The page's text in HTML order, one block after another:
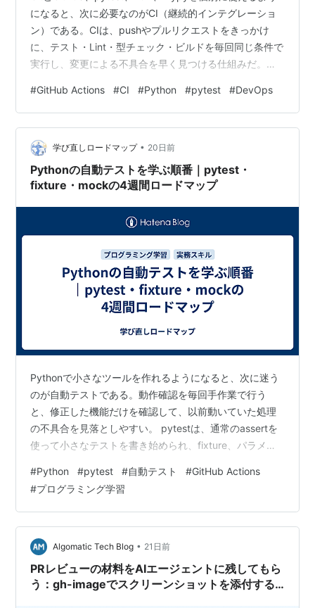
になると、次に必要なのがCI（継続的インテグレーショ
ン）である。CIは、pushやプルリクエストをきっかけ
に、テスト・Lint・型チェック・ビルドを毎回同じ条件で
実行し、変更による不具合を早く見つける仕組みだ。
リガー、ジョブ、実行環境、手順を記述できる。ただ
し、ワークフローが緑色になっただけでは十分ではな
い。ローカルと同じ依存関係を使えているか、必要なテ
ストを実行しているか、トークン権限や秘密情報が過剰
でないかを確認する必要がある。 結論として、最初は
一…
#GitHub Actions #CI #Python #pytest #DevOps
学び直しロードマップ • 20日前
Pythonの自動テストを学ぶ順番｜pytest・
fixture・mockの4週間ロードマップ
Pythonで小さなツールを作れるようになると、次に迷う
のが自動テストである。動作確認を毎回手作業で行う
と、修正した機能だけを確認して、以前動いていた処理
の不具合を見落としやすい。 pytestは、通常のassertを
使って小さなテストを書き始められ、fixture、パラメー
れるテストフレームワークである。 結論として、最初は
入力と出力が明確な関数を、正常値・境界値・異常値の3
方向から確認する。次にfixtureとtmp_pathで準備処理を
整理し、環境変数や外部通信がある部分だけを
monkeypatchやmockで置き換える。最後にカバレッ
ジ…
#Python #pytest #自動テスト #GitHub Actions
#プログラミング学習
Algomatic Tech Blog • 21日前
PRレビューの材料をAIエージェントに残してもら
う：gh-imageでスクリーンショットを添付する